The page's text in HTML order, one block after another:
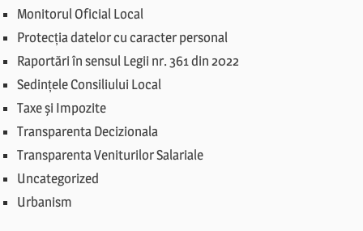
Monitorul Oficial Local
Protecția datelor cu caracter personal
Raportări în sensul Legii nr. 361 din 2022
Sedințele Consiliului Local
Taxe și Impozite
Transparenta Decizionala
Transparenta Veniturilor Salariale
Uncategorized
Urbanism